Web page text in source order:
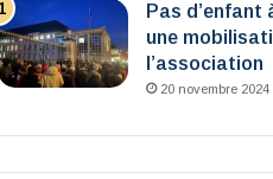
Pas d’enfant
une
l’association
20 novembre 2024